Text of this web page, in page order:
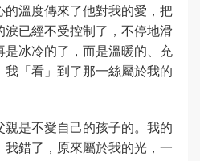
溫度傳來了他對我的愛，把
已經不受控制了，不停地滑
冰冷的了，而是溫暖的、充
「看」到了那一絲屬於我的
是不愛自己的孩子的。我的
錯了，原來屬於我的光，一